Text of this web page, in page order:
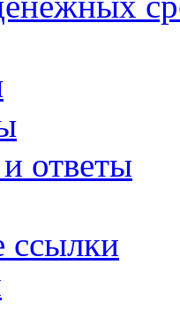
ответы
ссылки